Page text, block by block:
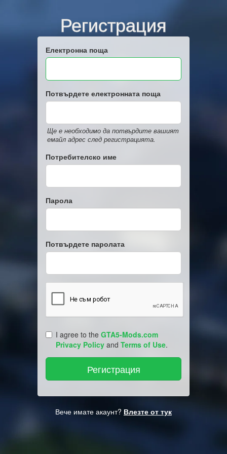
Регистрация
Електронна поща
Потвърдете електронната поща
Ще е необходимо да потвърдите вашият
емайл адрес след регистрацията.
Потребителско име
Парола
Потвърдете паролата
I agree to the GTA5-Mods.com
Privacy Policy and Terms of Use.
Вече имате акаунт? Влезте от тук